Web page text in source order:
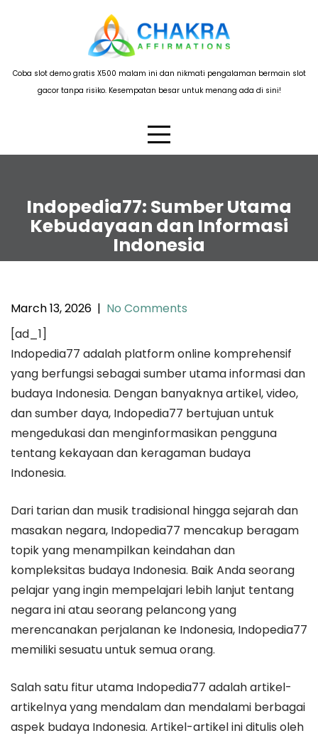
Coba slot demo gratis X500 malam ini dan nikmati pengalaman bermain slot
gacor tanpa risiko. Kesempatan besar untuk menang ada di sini!
Indopedia77: Sumber Utama
Kebudayaan dan Informasi
Indonesia
March 13, 2026 | No Comments
[ad_1]
Indopedia77 adalah platform online komprehensif
yang berfungsi sebagai sumber utama informasi dan
budaya Indonesia. Dengan banyaknya artikel, video,
dan sumber daya, Indopedia77 bertujuan untuk
mengedukasi dan menginformasikan pengguna
tentang kekayaan dan keragaman budaya
Indonesia.
Dari tarian dan musik tradisional hingga sejarah dan
masakan negara, Indopedia77 mencakup beragam
topik yang menampilkan keindahan dan
kompleksitas budaya Indonesia. Baik Anda seorang
pelajar yang ingin mempelajari lebih lanjut tentang
negara ini atau seorang pelancong yang
merencanakan perjalanan ke Indonesia, Indopedia77
memiliki sesuatu untuk semua orang.
Salah satu fitur utama Indopedia77 adalah artikel-
artikelnya yang mendalam dan mendalami berbagai
aspek budaya Indonesia. Artikel-artikel ini ditulis oleh